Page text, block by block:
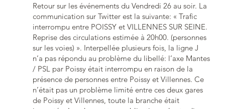
Retour sur les événements du Vendredi 26 au soir. La
communication sur Twitter est la suivante: « Trafic
interrompu entre POISSY et VILLENNES SUR SEINE.
Reprise des circulations estimée à 20h00. (personnes
sur les voies) ». Interpellée plusieurs fois, la ligne J
n’a pas répondu au problème du libellé: l’axe Mantes
/ PSL par Poissy était interrompu en raison de la
présence de personnes entre Poissy et Villennes. Ce
n’était pas un problème limité entre ces deux gares
de Poissy et Villennes, toute la branche était